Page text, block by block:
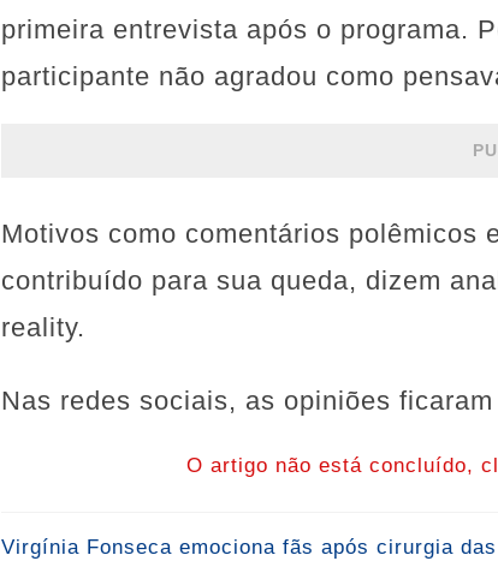
primeira entrevista após o programa.
participante não agradou como
Motivos como comentários polêmicos
contribuído para sua queda, dizem
reality.
Nas redes sociais, as opiniões
O artigo não está concluído,
Virgínia Fonseca emociona fãs após cirurgia